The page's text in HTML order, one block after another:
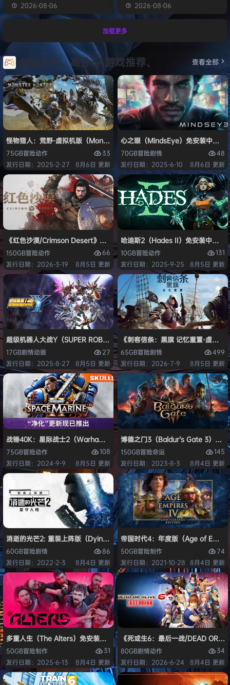
2026-08-06 2026-08-06
加载更多
必玩大作、高分3A游戏推荐、 查看全部
怪物猎人：荒野-虚拟机版（Monster Hunter Wilds HYPERVISOR）免安
75GB冒险动作
33
发行日期：2025-2-27
8月6日 更新
心之眼（MindsEye）免安装中文版
70GB冒险剧情
48
发行日期：2025-6-10
8月6日 更新
《红色沙漠/Crimson Desert》免安装中文版
150GB冒险动作
66
发行日期：2026-3-19
8月5日 更新
哈迪斯2（Hades II）免安装中文版
10GB冒险动作
131
发行日期：2025-9-25
8月5日 更新
超级机器人大战Y（SUPER ROBOT WARS Y）免安装中文版
17GB剧情动画
27
发行日期：2025-8-27
8月5日 更新
《刺客信条：黑旗 记忆重置-虚拟
65GB冒险剧情
499
发行日期：2026-7-9
8月5日 更新
战锤40K：星际战士2（Warhammer 40,000: Space Marine 2）免安装
75GB冒险动作
108
发行日期：2024-9-9
8月5日 更新
博德之门3（Baldur’s Gate 3）免安
150GB冒险命运
145
发行日期：2023-8-3
8月4日 更新
消逝的光芒2: 重装上阵版（Dying Light 2 Stay Human: Reloaded
60GB冒险剧情
86
发行日期：2022-2-3
8月4日 更新
帝国时代4：年度版（Age of
50GB冒险制作
74
发行日期：2021-10-28 8月4日 更新
多重人生（The Alters）免安装中文版
50GB冒险制作
31
发行日期：2025-6-13
8月4日 更新
《死或生6：最后一战/DEAD OR
80GB剧情动作
34
发行日期：2026-6-24
8月4日 更新